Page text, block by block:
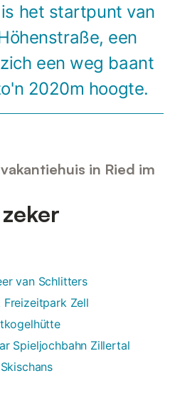
het startpunt van
een
een weg baant
2020m hoogte.
in Ried im
van Schlitters
Freizeitpark Zell
Spieljochbahn Zillertal